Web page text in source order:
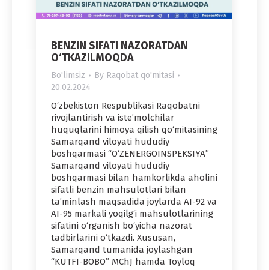
BENZIN SIFATI NAZORATDAN
O‘TKAZILMOQDA
Bo'limsiz By Raqobat qo'mitasi
20.02.2024
O‘zbekiston Respublikasi Raqobatni
rivojlantirish va iste’molchilar
huquqlarini himoya qilish qo‘mitasining
Samarqand viloyati hududiy
boshqarmasi “O‘ZENERGOINSPEKSIYA”
Samarqand viloyati hududiy
boshqarmasi bilan hamkorlikda aholini
sifatli benzin mahsulotlari bilan
taʼminlash maqsadida joylarda AI-92 va
AI-95 markali yoqilg‘i mahsulotlarining
sifatini o‘rganish bo‘yicha nazorat
tadbirlarini o‘tkazdi. Xususan,
Samarqand tumanida joylashgan
“KUTFI-BOBO” MChJ hamda Toyloq